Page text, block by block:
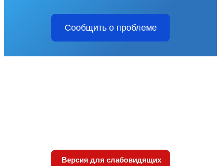
Сообщить о проблеме
Версия для слабовидящих